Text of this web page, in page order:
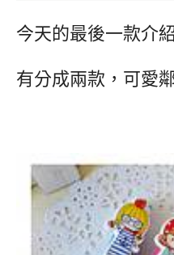
今天的最後一款介
有分成兩款，可愛